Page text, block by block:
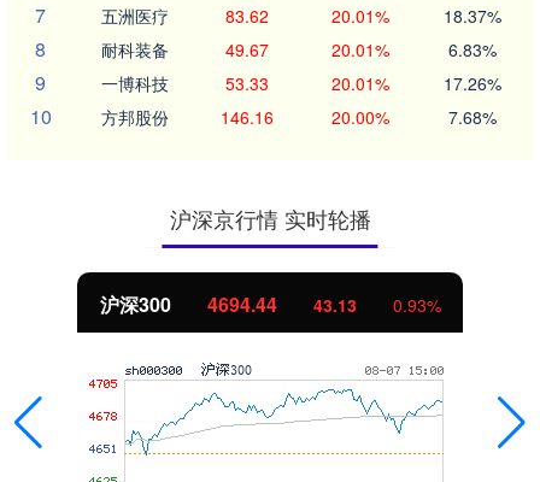
7 五洲医疗 83.62 20.01% 18.37%
8 耐科装备 49.67 20.01% 6.83%
9 一博科技 53.33 20.01% 17.26%
10 方邦股份 146.16 20.00% 7.68%
沪深京行情 实时轮播
沪深300 4694.44 43.13 0.93%